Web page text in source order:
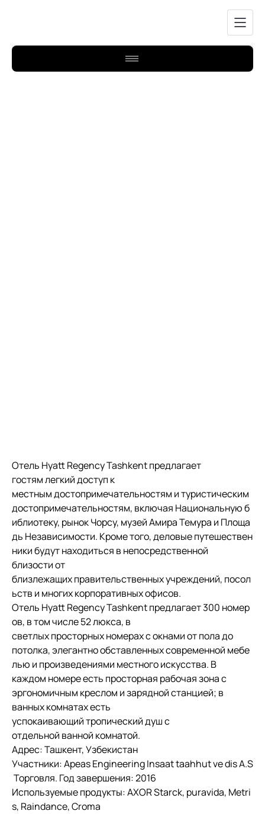
Отель Hyatt Regency Tashkent предлагает
гостям легкий доступ к
местным достопримечательностям и туристическим
достопримечательностям, включая Национальную б
иблиотеку, рынок Чорсу, музей Амира Темура и Площа
дь Независимости. Кроме того, деловые путешествен
ники будут находиться в непосредственной
близости от
близлежащих правительственных учреждений, посол
ьств и многих корпоративных офисов.
Отель Hyatt Regency Tashkent предлагает 300 номер
ов, в том числе 52 люкса, в
светлых просторных номерах с окнами от пола до
потолка, элегантно обставленных современной мебе
лью и произведениями местного искусства. В
каждом номере есть просторная рабочая зона с
эргономичным креслом и зарядной станцией; в
ванных комнатах есть
успокаивающий тропический душ с
отдельной ванной комнатой.
Адрес: Ташкент, Узбекистан
Участники: Apeas Engineering Insaat taahhut ve dis A.S
Торговля. Год завершения: 2016
Используемые продукты: AXOR Starck, puravida, Metri
s, Raindance, Croma